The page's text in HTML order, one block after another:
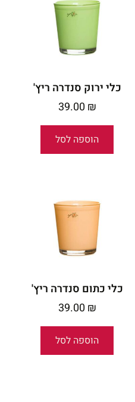
כלי ירוק סנדרה ריץ'
39.00 ₪
הוספה לסל
כלי כתום סנדרה ריץ'
39.00 ₪
הוספה לסל